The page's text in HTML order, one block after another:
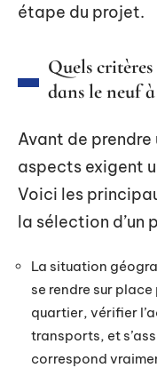
étape du projet.
Quels
dans le neuf
Avant de prendre
aspects exigent
Voici les
la sélection d’un
La situation
se rendre sur place
quartier, vérifier
transports, et
correspond